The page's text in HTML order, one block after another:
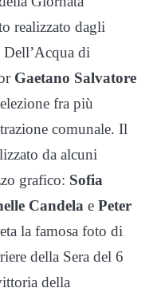
realizzato dagli
di
Gaetano Salvatore
fra più
comunale. Il
da alcuni
grafico: Sofia
Candela e Peter
la famosa foto di
della Sera del 6
della